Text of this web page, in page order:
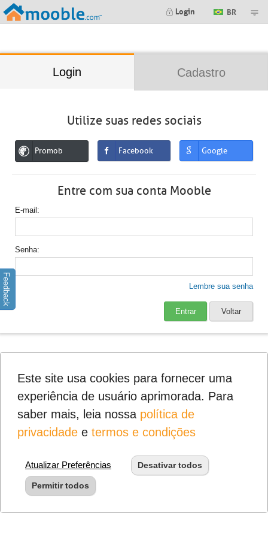
Login BR
Login Cadastro
Utilize suas redes sociais
Promob Facebook Google
Entre com sua conta Mooble
E-mail
Senha
Lembre sua senha
Entrar Voltar
Feedback
Este site usa cookies para fornecer uma
experiência de usuário aprimorada. Para
saber mais, leia nossa política de
privacidadee termos e condições
Atualizar Preferências Desativar todos
Permitir todos